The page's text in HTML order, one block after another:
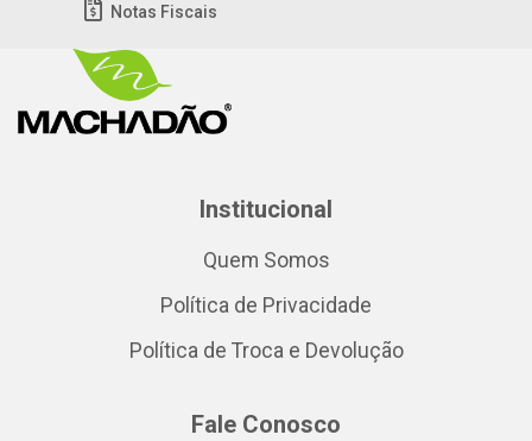
Notas Fiscais
Institucional
Quem Somos
Política de Privacidade
Política de Troca e Devolução
Fale Conosco